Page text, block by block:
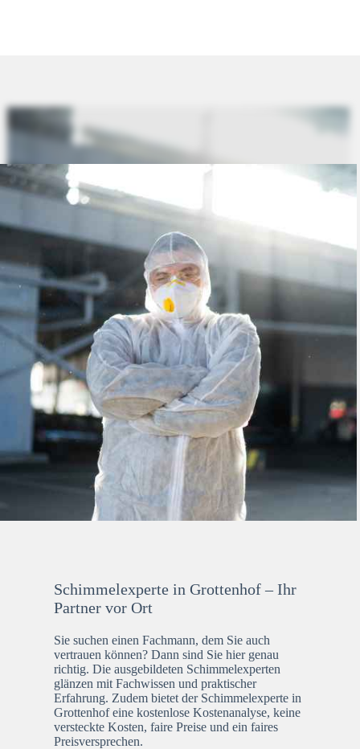
Schimmelexperte in Grottenhof – Ihr
Partner vor Ort
Sie suchen einen Fachmann, dem Sie auch
vertrauen können? Dann sind Sie hier genau
richtig. Die ausgebildeten Schimmelexperten
glänzen mit Fachwissen und praktischer
Erfahrung. Zudem bietet der Schimmelexperte in
Grottenhof eine kostenlose Kostenanalyse, keine
versteckte Kosten, faire Preise und ein faires
Preisversprechen.